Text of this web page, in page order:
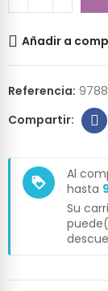
Añadir a
Referencia:
loyalty
Al
hasta
Su